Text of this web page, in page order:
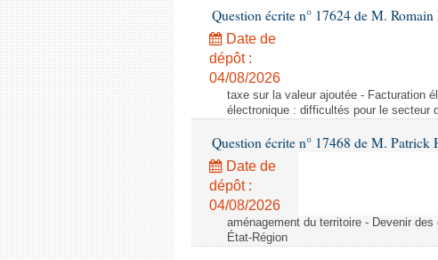
Question écrite n° 17624 de M.
Date de
dépôt :
04/08/2026
taxe sur la valeur ajoutée - Facturation
électronique : difficultés pour le secteur
Question écrite n° 17468 de M. Patrick
Date de
dépôt :
04/08/2026
aménagement du territoire - Devenir
État-Région